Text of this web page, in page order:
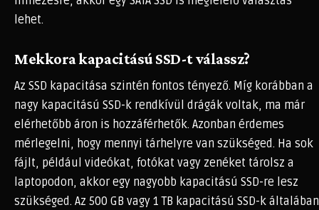
lehet.
Mekkora kapacitású SSD-t válassz?
Az SSD kapacitása szintén fontos tényező. Míg korábban a
nagy kapacitású SSD-k rendkívül drágák voltak, ma már
elérhetőbb áron is hozzáférhetők. Azonban érdemes
mérlegelni, hogy mennyi tárhelyre van szükséged. Ha sok
fájlt, például videókat, fotókat vagy zenéket tárolsz a
laptopodon, akkor egy nagyobb kapacitású SSD-re lesz
szükséged. Az 500 GB vagy 1 TB kapacitású SSD-k általában